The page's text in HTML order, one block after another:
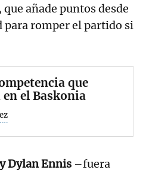
que añade puntos desde
para romper el partido si
que
en el Baskonia
Dylan Ennis –fuera